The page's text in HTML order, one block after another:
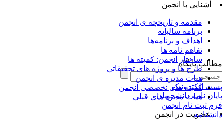
آشنایی با انجمن
مقدمه و تاریخچه ی انجمن
برنامه سالیانه
اهداف و برنامه‌ها
تفاهم نامه ها
ساختار انجمن: کمیته ها
طرح ها و پروژه های تحقیقاتی
هیات مدیره ی انجمن
کمیته های تخصصی انجمن
هیات مدیره های قبلی
عضویت در انجمن
پایگاه
الکترونیک
نامه دانشجویان
ثبت نام انجمن